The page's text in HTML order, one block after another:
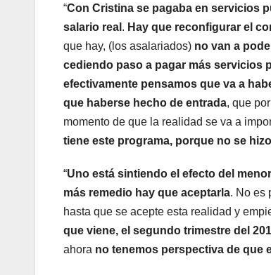
“Con Cristina se pagaba en servicios
salario real . Hay que reconfigurar el
que hay, (los asalariados) no van a
cediendo paso a pagar más servicios
efectivamente pensamos que va a
que haberse hecho de entrada, que
momento de que la realidad se va a
tiene este programa, porque no se
“Uno está sintiendo el efecto del
más remedio hay que aceptarla. No es
hasta que se acepte esta realidad y
que viene, el segundo trimestre del
ahora no tenemos perspectiva de que